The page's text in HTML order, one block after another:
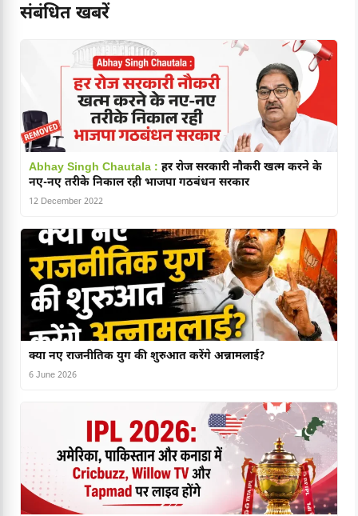
संबंधित खबरें
Abhay Singh Chautala : हर रोज सरकारी नौकरी खत्म करने के
नए-नए तरीके निकाल रही भाजपा गठबंधन सरकार
12 December 2022
क्या नए राजनीतिक युग की शुरुआत करेंगे अन्नामलाई?
6 June 2026